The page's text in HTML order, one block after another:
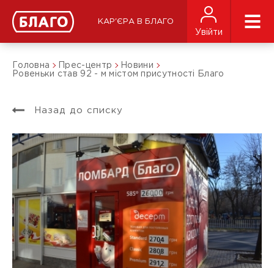
КАР'ЄРА В БЛАГО
Увійти
Головна Прес-центр
Новини
Ровеньки став 92 - м містом присутності Благо
Назад до списку